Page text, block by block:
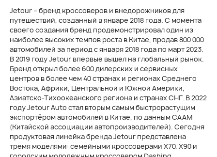
Jetour – бренд кроссоверов и внедорожников для
путешествий, созданный в январе 2018 года. С момента
своего создания бренд продемонстрировал один из
наиболее высоких темпов роста в Китае, продав 800 000
автомобилей за период с января 2018 года по март 2023.
В 2019 году Jetour впервые вышел на глобальный рынок.
Бренд открыл более 600 дилерских и сервисных
центров в более чем 40 странах и регионах Среднего
Востока, Африки, Центральной и Южной Америки,
Азиатско-Тихоокеанского региона и странах СНГ. В 2022
году Jetour Auto стал вторым самым быстрорастущим
экспортёром автомобилей в Китае, по данным CAAM
(Китайской ассоциации автопроизводителей). Сегодня
продуктовая линейка бренда Jetour представлена
тремя моделями: семейными кроссоверами X70, X90 и